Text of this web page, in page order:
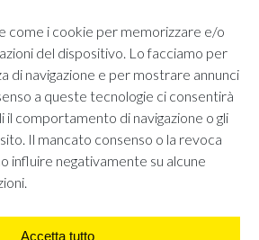
come i cookie per memorizzare e/o
del dispositivo. Lo facciamo per
di navigazione e per mostrare annunci
a queste tecnologie ci consentirà
il comportamento di navigazione o gli
Il mancato consenso o la revoca
influire negativamente su alcune
Accetta tutto
COOKIE POLICY